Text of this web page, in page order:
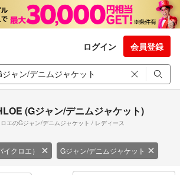
ログイン 会員登録
(Gジャン/デニムジャケット)
エのGジャン/デニムジャケット / レディース
クロエ） Gジャン/デニムジャケット